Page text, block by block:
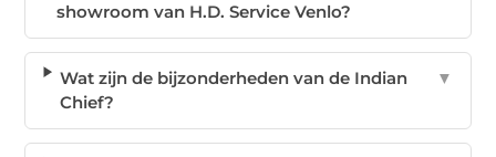
showroom van H.D. Service Venlo?
Wat zijn de bijzonderheden van de Indian
Chief?
▼